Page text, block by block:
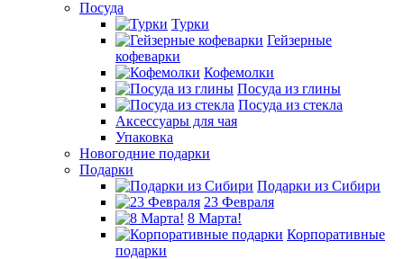
Посуда
Турки
Гейзерные
кофеварки
Кофемолки
Посуда из глины
Посуда из стекла
Аксессуары для чая
Упаковка
Новогодние подарки
Подарки
Подарки из Сибири
23 Февраля
8 Марта!
Корпоративные
подарки